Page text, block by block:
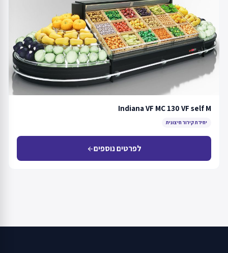
Indiana VF MC 130 VF self M
יחידת קירור חיצונית
לפרטים נוספיםarrow_back